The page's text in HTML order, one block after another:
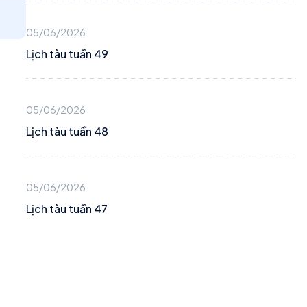
05/06/2026
Lịch tàu tuần 49
05/06/2026
Lịch tàu tuần 48
05/06/2026
Lịch tàu tuần 47